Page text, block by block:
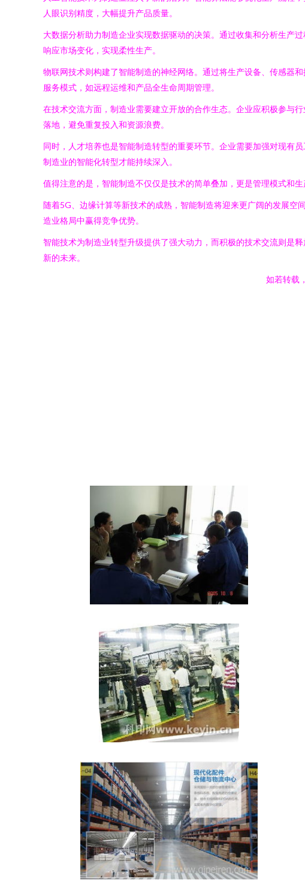
人眼识别精度，大幅提升产品质量。
大数据分析助力制造企业实现数据驱动的决策。通过收集和分析生产
响应市场变化，实现柔性生产。
物联网技术则构建了智能制造的神经网络。通过将生产设备、传感器
服务模式，如远程运维和产品全生命周期管理。
在技术交流方面，制造业需要建立开放的合作生态。企业应积极参与
落地，避免重复投入和资源浪费。
同时，人才培养也是智能制造转型的重要环节。企业需要加强对现有
制造业的智能化转型才能持续深入。
值得注意的是，智能制造不仅仅是技术的简单叠加，更是管理模式和
随着5G、边缘计算等新技术的成熟，智能制造将迎来更广阔的发展
造业格局中赢得竞争优势。
智能技术为制造业转型升级提供了强大动力，而积极的技术交流则是
新的未来。
如若转载